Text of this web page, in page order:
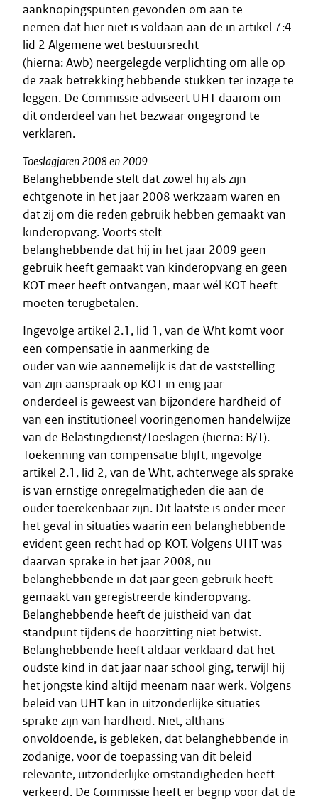
aanknopingspunten gevonden om aan te
nemen dat hier niet is voldaan aan de in artikel 7:4
lid 2 Algemene wet bestuursrecht
(hierna: Awb) neergelegde verplichting om alle op
de zaak betrekking hebbende stukken ter inzage te
leggen. De Commissie adviseert UHT daarom om
dit onderdeel van het bezwaar ongegrond te
verklaren.
Toeslagjaren 2008 en 2009
Belanghebbende stelt dat zowel hij als zijn
echtgenote in het jaar 2008 werkzaam waren en
dat zij om die reden gebruik hebben gemaakt van
kinderopvang. Voorts stelt
belanghebbende dat hij in het jaar 2009 geen
gebruik heeft gemaakt van kinderopvang en geen
KOT meer heeft ontvangen, maar wél KOT heeft
moeten terugbetalen.
Ingevolge artikel 2.1, lid 1, van de Wht komt voor
een compensatie in aanmerking de
ouder van wie aannemelijk is dat de vaststelling
van zijn aanspraak op KOT in enig jaar
onderdeel is geweest van bijzondere hardheid of
van een institutioneel vooringenomen handelwijze
van de Belastingdienst/Toeslagen (hierna: B/T).
Toekenning van compensatie blijft, ingevolge
artikel 2.1, lid 2, van de Wht, achterwege als sprake
is van ernstige onregelmatigheden die aan de
ouder toerekenbaar zijn. Dit laatste is onder meer
het geval in situaties waarin een belanghebbende
evident geen recht had op KOT. Volgens UHT was
daarvan sprake in het jaar 2008, nu
belanghebbende in dat jaar geen gebruik heeft
gemaakt van geregistreerde kinderopvang.
Belanghebbende heeft de juistheid van dat
standpunt tijdens de hoorzitting niet betwist.
Belanghebbende heeft aldaar verklaard dat het
oudste kind in dat jaar naar school ging, terwijl hij
het jongste kind altijd meenam naar werk. Volgens
beleid van UHT kan in uitzonderlijke situaties
sprake zijn van hardheid. Niet, althans
onvoldoende, is gebleken, dat belanghebbende in
zodanige, voor de toepassing van dit beleid
relevante, uitzonderlijke omstandigheden heeft
verkeerd. De Commissie heeft er begrip voor dat de